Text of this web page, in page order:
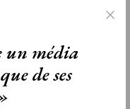
à l’endroit des Frères
mort fusillés ou
de la 2ème guerre
un média
de ses